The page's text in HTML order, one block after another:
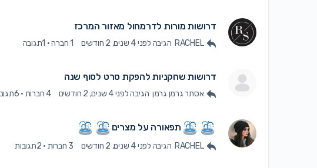
דרושות מורות לדרמחול מאזור המרכז
RACHEL הגיבה לפני 4 שנים, 2 חודשים 1 חברה · 1תגובה
דרושות שחקניות להפקת סרט לסוף שנה
אסתר גרמן גרמן הגיבהלפני 4 שנים, 2 חודשים 4 חברות · 6תגובות
תפאורה על מצרים
RACHEL הגיבה לפני 4 שנים, 2 חודשים 3 חברות · 2תגובות